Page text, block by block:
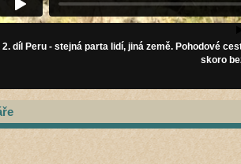
2. díl Peru - stejná parta lidí, jiná země. Pohodové
skoro